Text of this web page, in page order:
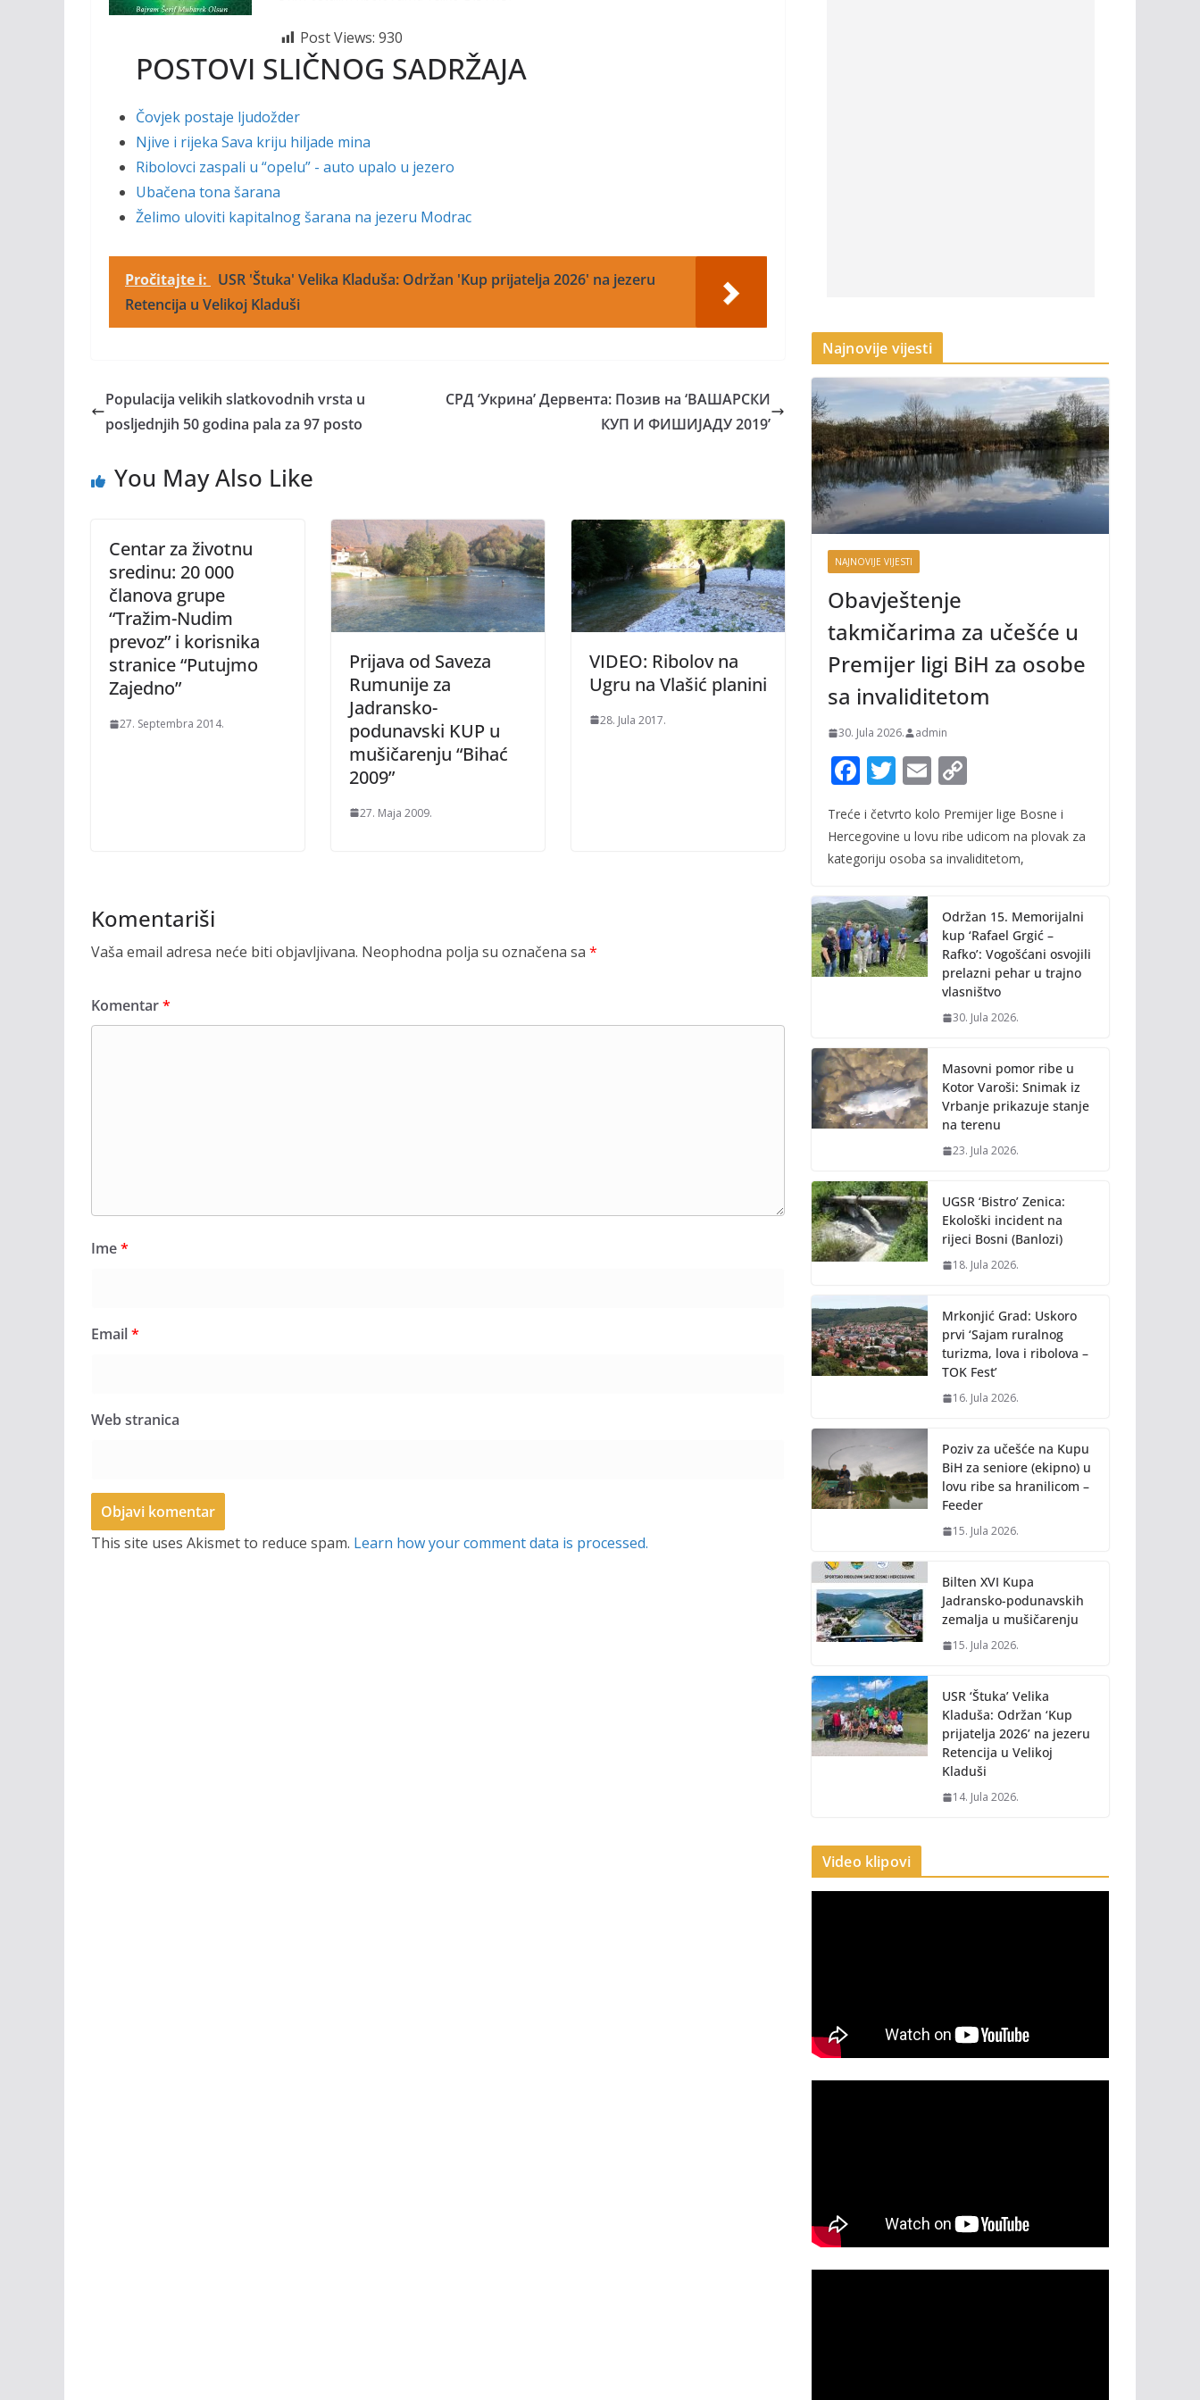
k k
Post Views: 930
POSTOVI SLIČNOG SADRŽAJA
Čovjek postaje ljudožder
Njive i rijeka Sava kriju hiljade mina
Ribolovci zaspali u “opelu” - auto upalo u jezero
Ubačena tona šarana
Želimo uloviti kapitalnog šarana na jezeru Modrac
Pročitajte i:
USR 'Štuka' Velika Kladuša: Održan 'Kup prijatelja 2026' na jezeru
Retencija u Velikoj Kladuši
Populacija velikih slatkovodnih vrsta u
posljednjih 50 godina pala za 97 posto
СРД ‘Укрина’ Дервента: Позив на ‘ВАШАРСКИ
КУП И ФИШИЈАДУ 2019’
You May Also Like
Centar za životnu
sredinu: 20 000
članova grupe
“Tražim-Nudim
prevoz” i korisnika
stranice “Putujmo
Zajedno”
27. Septembra 2014.
Prijava od Saveza
Rumunije za
Jadransko-
podunavski KUP u
mušičarenju “Bihać
2009”
27. Maja 2009.
VIDEO: Ribolov na
Ugru na Vlašić planini
28. Jula 2017.
Komentariši
Vaša email adresa neće biti objavljivana. Neophodna polja su označena sa *
Komentar*
Ime*
Email*
Web stranica
This site uses Akismet to reduce spam. Learn how your comment data is processed.
Najnovije vijesti
NAJNOVIJE VIJESTI
Obavještenje
takmičarima za učešće u
Premijer ligi BiH za osobe
sa invaliditetom
30. Jula 2026. admin
F
ac
e
b
o
k
T
w
itt
er
E
ai
l
p
y
n
k
Treće i četvrto kolo Premijer lige Bosne i
Hercegovine u lovu ribe udicom na plovak za
kategoriju osoba sa invaliditetom,
Održan 15. Memorijalni
kup ‘Rafael Grgić –
Rafko’: Vogošćani osvojili
prelazni pehar u trajno
vlasništvo
30. Jula 2026.
Masovni pomor ribe u
Kotor Varoši: Snimak iz
Vrbanje prikazuje stanje
na terenu
23. Jula 2026.
UGSR ‘Bistro’ Zenica:
Ekološki incident na
rijeci Bosni (Banlozi)
18. Jula 2026.
Mrkonjić Grad: Uskoro
prvi ‘Sajam ruralnog
turizma, lova i ribolova –
TOK Fest’
16. Jula 2026.
Poziv za učešće na Kupu
BiH za seniore (ekipno) u
lovu ribe sa hranilicom –
Feeder
15. Jula 2026.
Bilten XVI Kupa
Jadransko-podunavskih
zemalja u mušičarenju
15. Jula 2026.
USR ‘Štuka’ Velika
Kladuša: Održan ‘Kup
prijatelja 2026’ na jezeru
Retencija u Velikoj
Kladuši
14. Jula 2026.
Video klipovi